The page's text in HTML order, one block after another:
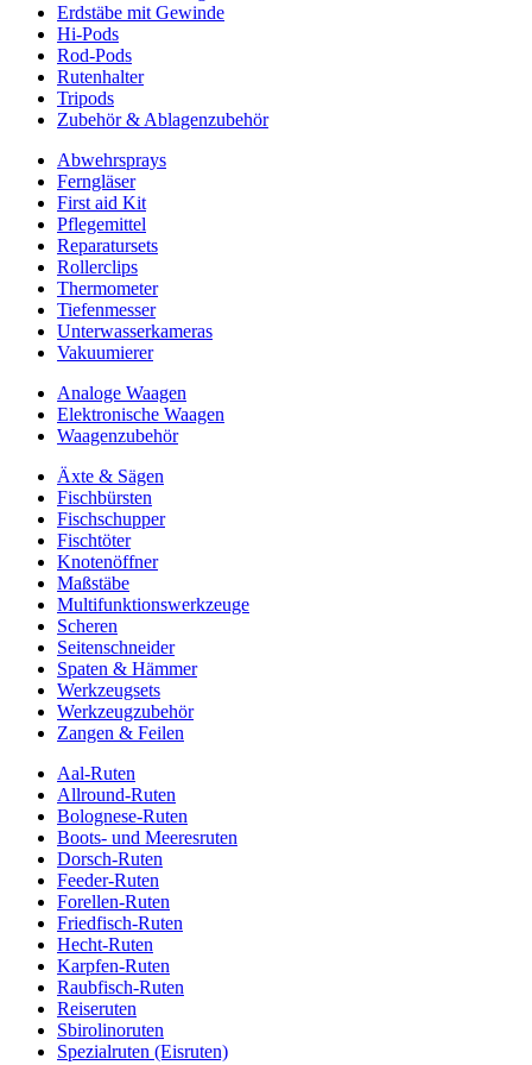
Erdstäbe mit Gewinde
Hi-Pods
Rod-Pods
Rutenhalter
Tripods
Zubehör & Ablagenzubehör
Abwehrsprays
Ferngläser
First aid Kit
Pflegemittel
Reparatursets
Rollerclips
Thermometer
Tiefenmesser
Unterwasserkameras
Vakuumierer
Analoge Waagen
Elektronische Waagen
Waagenzubehör
Äxte & Sägen
Fischbürsten
Fischschupper
Fischtöter
Knotenöffner
Maßstäbe
Multifunktionswerkzeuge
Scheren
Seitenschneider
Spaten & Hämmer
Werkzeugsets
Werkzeugzubehör
Zangen & Feilen
Aal-Ruten
Allround-Ruten
Bolognese-Ruten
Boots- und Meeresruten
Dorsch-Ruten
Feeder-Ruten
Forellen-Ruten
Friedfisch-Ruten
Hecht-Ruten
Karpfen-Ruten
Raubfisch-Ruten
Reiseruten
Sbirolinoruten
Spezialruten (Eisruten)